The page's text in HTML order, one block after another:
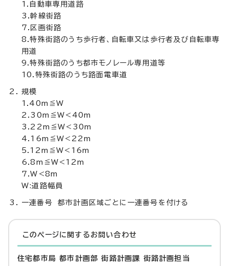
1.自動車専用道路
3.幹線街路
7.区画街路
8.特殊街路のうち歩行者、自転車又は歩行者及び自転車専
用道
9.特殊街路のうち都市モノレール専用道等
10.特殊街路のうち路面電車道
規模
1.40m≦W
2.30m≦W<40m
3.22m≦W<30m
4.16m≦W<22m
5.12m≦W<16m
6.8m≦W<12m
7.W<8m
W:道路幅員
一連番号 都市計画区域ごとに一連番号を付ける
このページに関する お問い合わせ
住宅都市局 都市計画部 街路計画課 街路計画担当